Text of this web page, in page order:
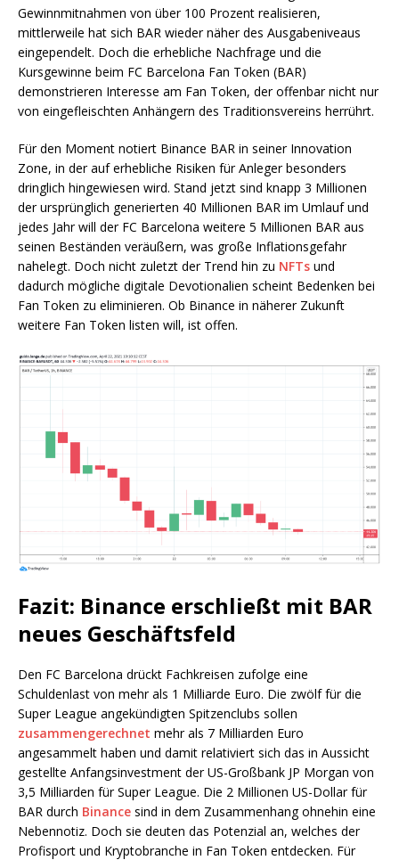
Gewinnmitnahmen von über 100 Prozent realisieren,
mittlerweile hat sich BAR wieder näher des Ausgabeniveaus
eingependelt. Doch die erhebliche Nachfrage und die
Kursgewinne beim FC Barcelona Fan Token (BAR)
demonstrieren Interesse am Fan Token, der offenbar nicht nur
von eingefleischten Anhängern des Traditionsvereins herrührt.
Für den Moment notiert Binance BAR in seiner Innovation
Zone, in der auf erhebliche Risiken für Anleger besonders
dringlich hingewiesen wird. Stand jetzt sind knapp 3 Millionen
der ursprünglich generierten 40 Millionen BAR im Umlauf und
jedes Jahr will der FC Barcelona weitere 5 Millionen BAR aus
seinen Beständen veräußern, was große Inflationsgefahr
nahelegt. Doch nicht zuletzt der Trend hin zu NFTs und
dadurch mögliche digitale Devotionalien scheint Bedenken bei
Fan Token zu eliminieren. Ob Binance in näherer Zukunft
weitere Fan Token listen will, ist offen.
Fazit: Binance erschließt mit BAR
neues Geschäftsfeld
Den FC Barcelona drückt Fachkreisen zufolge eine
Schuldenlast von mehr als 1 Milliarde Euro. Die zwölf für die
Super League angekündigten Spitzenclubs sollen
zusammengerechnet mehr als 7 Milliarden Euro
angesammelt haben und damit relativiert sich das in Aussicht
gestellte Anfangsinvestment der US-Großbank JP Morgan von
3,5 Milliarden für Super League. Die 2 Millionen US-Dollar für
BAR durch Binance sind in dem Zusammenhang ohnehin eine
Nebennotiz. Doch sie deuten das Potenzial an, welches der
Profisport und Kryptobranche in Fan Token entdecken. Für